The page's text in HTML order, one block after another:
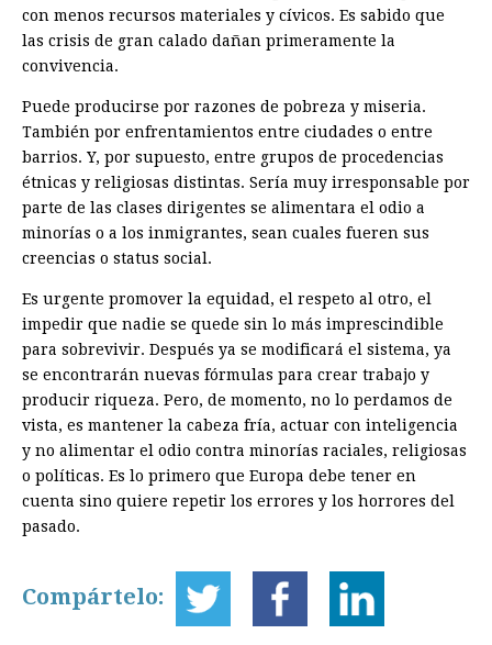
con menos recursos materiales y cívicos. Es sabido que
las crisis de gran calado dañan primeramente la
convivencia.
Puede producirse por razones de pobreza y miseria.
También por enfrentamientos entre ciudades o entre
barrios. Y, por supuesto, entre grupos de procedencias
étnicas y religiosas distintas. Sería muy irresponsable por
parte de las clases dirigentes se alimentara el odio a
minorías o a los inmigrantes, sean cuales fueren sus
creencias o status social.
Es urgente promover la equidad, el respeto al otro, el
impedir que nadie se quede sin lo más imprescindible
para sobrevivir. Después ya se modificará el sistema, ya
se encontrarán nuevas fórmulas para crear trabajo y
producir riqueza. Pero, de momento, no lo perdamos de
vista, es mantener la cabeza fría, actuar con inteligencia
y no alimentar el odio contra minorías raciales, religiosas
o políticas. Es lo primero que Europa debe tener en
cuenta sino quiere repetir los errores y los horrores del
pasado.
Compártelo: